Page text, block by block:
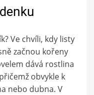
Ve chvíli, kdy listy
začnou kořeny
dává rostlina
obvykle k
nebo dubna. V